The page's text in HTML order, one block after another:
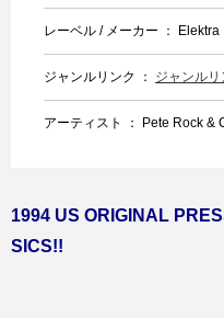
レーベル / メーカー ： Elektra
ジャンルリンク ： ジャンル
アーティスト ： Pete Rock &
1994 US ORIGINAL
SICS!!